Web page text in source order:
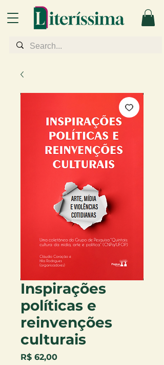
Inspirações
políticas e
reinvenções
culturais
R$ 62,00Preço